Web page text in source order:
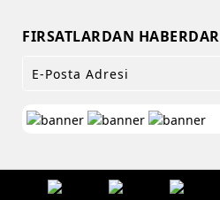
FIRSATLARDAN